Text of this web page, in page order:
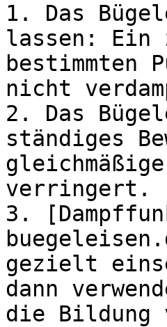
1. Das
lassen: Ein
bestimmten
nicht
2. Das
ständiges
verringert.
3.
gezielt
dann
die Bildung